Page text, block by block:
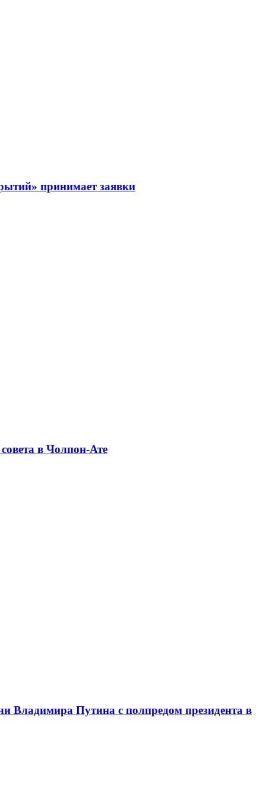
принимает заявки
в Чолпон-Ате
Владимира Путина с полпредом президента в